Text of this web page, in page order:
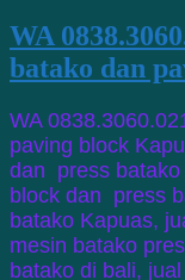
WA
batako dan
WA
paving block
dan press batako
block dan press
batako Kapuas,
mesin batako
batako di bali,